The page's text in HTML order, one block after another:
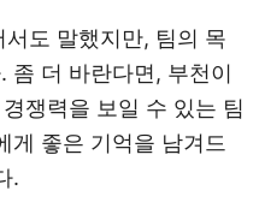
도 말했지만, 팀의 목
좀 더 바란다면, 부천이
쟁력을 보일 수 있는 팀
게 좋은 기억을 남겨드
.